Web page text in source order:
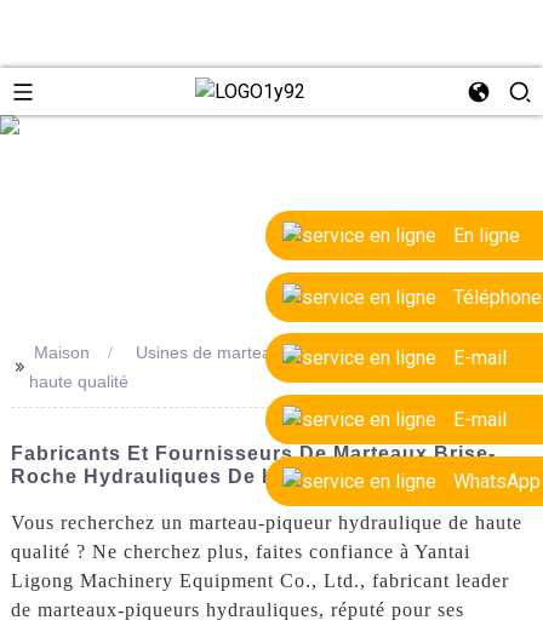
En ligne
Téléphone
E-mail
E-mail
WhatsApp
>>
Maison
Usines de marteaux brise-roche hydrauliques de
haute qualité
Fabricants Et Fournisseurs De Marteaux Brise-
Roche Hydrauliques De Haute Qualité
Vous recherchez un marteau-piqueur hydraulique de haute
qualité ? Ne cherchez plus, faites confiance à Yantai
Ligong Machinery Equipment Co., Ltd., fabricant leader
de marteaux-piqueurs hydrauliques, réputé pour ses